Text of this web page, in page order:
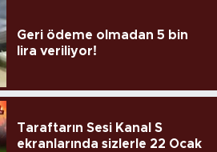
Geri ödeme olmadan 5 bin
lira veriliyor!
Taraftarın Sesi Kanal S
ekranlarında sizlerle 22 Ocak